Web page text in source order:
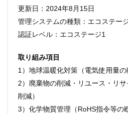
更新日：2024年8月15日
管理システムの種類：エコステー
認証レベル：エコステージ1
取り組み項目
1）地球温暖化対策（電気使用量の
2）廃棄物の削減・リユース・リ
削減）
3）化学物質管理（RoHS指令等の